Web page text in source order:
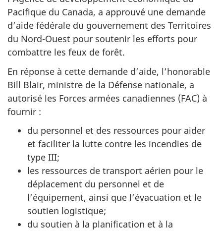
Pacifique du Canada, a approuvé une demande
d’aide fédérale du gouvernement des Territoires
du Nord-Ouest pour soutenir les efforts pour
combattre les feux de forêt.
En réponse à cette demande d’aide, l’honorable
Bill Blair, ministre de la Défense nationale, a
autorisé les Forces armées canadiennes (FAC) à
fournir :
du personnel et des ressources pour aider
et faciliter la lutte contre les incendies de
type III;
les ressources de transport aérien pour le
déplacement du personnel et de
l’équipement, ainsi que l’évacuation et le
soutien logistique;
du soutien à la planification et à la